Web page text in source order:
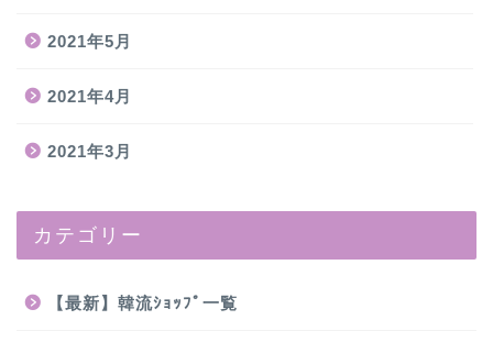
2021年5月
2021年4月
2021年3月
カテゴリー
【最新】韓流ｼｮｯﾌﾟ一覧